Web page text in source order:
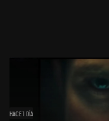
HACE 1 DÍA